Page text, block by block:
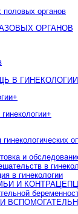
половых органов
ОРГАНОВ
В ГИНЕКОЛОГИИ
+
+
и
в
в гинекологии
КОНТРАЦЕПЦИЯ